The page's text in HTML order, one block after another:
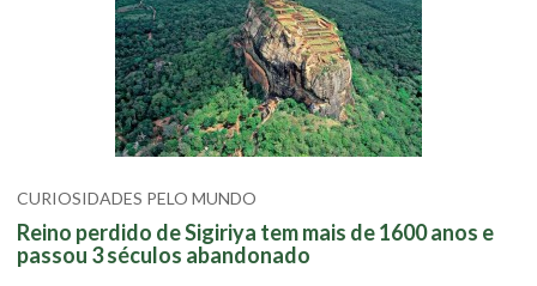
CURIOSIDADES PELO MUNDO
Reino perdido de Sigiriya tem mais de 1600 anos e
passou 3 séculos abandonado